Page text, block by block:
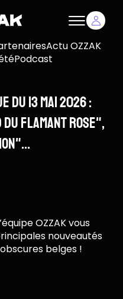
Actu OZZAK
Podcast
13 mai 2026 :
Flamant Rose",
OZZAK vous
nouveautés
belges !